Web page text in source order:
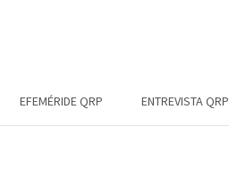
EFEMÉRIDE QRP ENTREVISTA QRP